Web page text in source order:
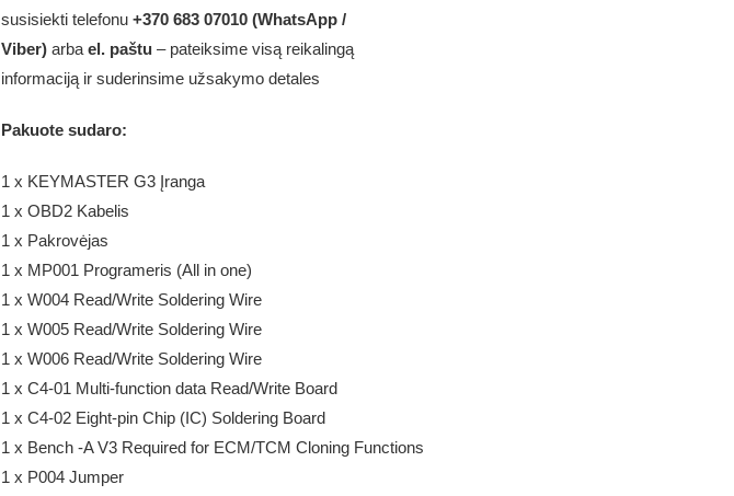
susisiekti telefonu +370 683 07010 (WhatsApp /
Viber)arba el. paštu– pateiksime visą reikalingą
informaciją ir suderinsime užsakymo detales
Pakuote sudaro:
1 x KEYMASTER G3 Įranga
1 x OBD2 Kabelis
1 x Pakrovėjas
1 x MP001 Programeris (All in one)
1 x W004 Read/Write Soldering Wire
1 x W005 Read/Write Soldering Wire
1 x W006 Read/Write Soldering Wire
1 x C4-01 Multi-function data Read/Write Board
1 x C4-02 Eight-pin Chip (IC) Soldering Board
1 x Bench -A V3 Required for ECM/TCM Cloning Functions
1 x P004 Jumper